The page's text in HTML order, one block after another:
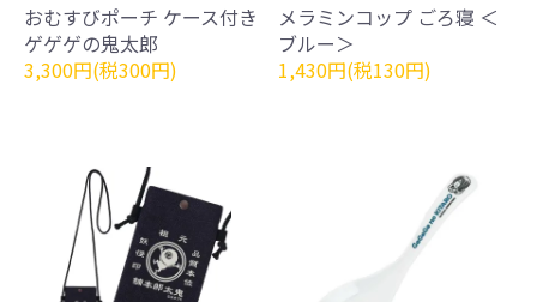
おむすびポーチ ケース付き
ゲゲゲの鬼太郎
3,300円(税300円)
メラミンコップ ごろ寝 ＜
ブルー＞
1,430円(税130円)